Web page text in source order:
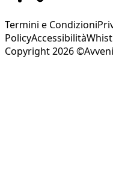
Termini e Condizioni
PolicyAccessibilità
Copyright 2026